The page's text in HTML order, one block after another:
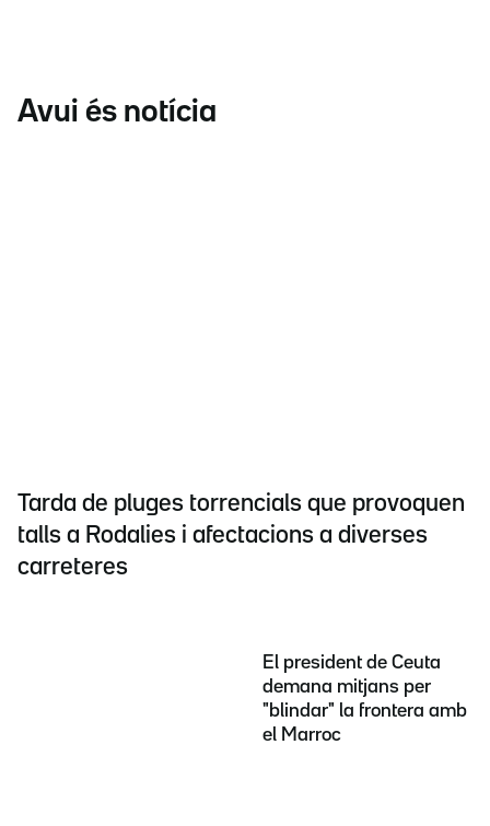
Avui és notícia
Tarda de pluges torrencials que provoquen
talls a Rodalies i afectacions a diverses
carreteres
El president de Ceuta
demana mitjans per
"blindar" la frontera amb
el Marroc